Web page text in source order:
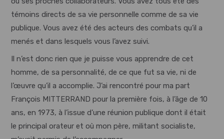
témoins directs de sa vie personnelle comme de sa vie
publique. Vous avez été des acteurs des combats qu’il a
menés et dans lesquels vous l’avez suivi.
Il n’est donc rien que je puisse vous apprendre de cet
homme, de sa personnalité, de ce que fut sa vie, ni de
l’œuvre qu’il a accomplie. J’ai rencontré pour ma part
François MITTERRAND pour la première fois, à l’âge de 10
ans, en 1973, à l’issue d’une réunion publique dont il était
le principal orateur et où mon père, militant socialiste,